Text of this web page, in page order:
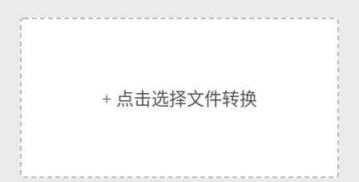
+ 点击选择文件转换